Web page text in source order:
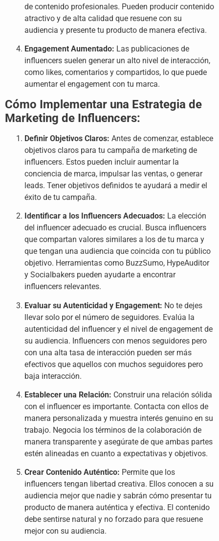
de contenido profesionales. Pueden producir contenido
atractivo y de alta calidad que resuene con su
audiencia y presente tu producto de manera efectiva.
Engagement Aumentado: Las publicaciones de
influencers suelen generar un alto nivel de interacción,
como likes, comentarios y compartidos, lo que puede
aumentar el engagement con tu marca.
Cómo Implementar una Estrategia de
Marketing de Influencers:
Definir Objetivos Claros: Antes de comenzar, establece
objetivos claros para tu campaña de marketing de
influencers. Estos pueden incluir aumentar la
conciencia de marca, impulsar las ventas, o generar
leads. Tener objetivos definidos te ayudará a medir el
éxito de tu campaña.
Identificar a los Influencers Adecuados: La elección
del influencer adecuado es crucial. Busca influencers
que compartan valores similares a los de tu marca y
que tengan una audiencia que coincida con tu público
objetivo. Herramientas como BuzzSumo, HypeAuditor
y Socialbakers pueden ayudarte a encontrar
influencers relevantes.
Evaluar su Autenticidad y Engagement: No te dejes
llevar solo por el número de seguidores. Evalúa la
autenticidad del influencer y el nivel de engagement de
su audiencia. Influencers con menos seguidores pero
con una alta tasa de interacción pueden ser más
efectivos que aquellos con muchos seguidores pero
baja interacción.
Establecer una Relación: Construir una relación sólida
con el influencer es importante. Contacta con ellos de
manera personalizada y muestra interés genuino en su
trabajo. Negocia los términos de la colaboración de
manera transparente y asegúrate de que ambas partes
estén alineadas en cuanto a expectativas y objetivos.
Crear Contenido Auténtico: Permite que los
influencers tengan libertad creativa. Ellos conocen a su
audiencia mejor que nadie y sabrán cómo presentar tu
producto de manera auténtica y efectiva. El contenido
debe sentirse natural y no forzado para que resuene
mejor con su audiencia.